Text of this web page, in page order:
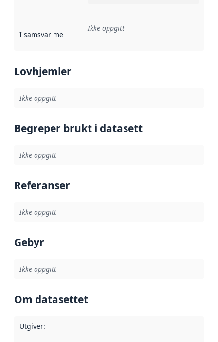
I samsvar med Referanse til en implementasjonsregel
Ikke oppgitt
Lovhjemler
Ikke oppgitt
Begreper brukt i datasett
Ikke oppgitt
Referanser
Ikke oppgitt
Gebyr
Ikke oppgitt
Om datasettet
Utgiver: